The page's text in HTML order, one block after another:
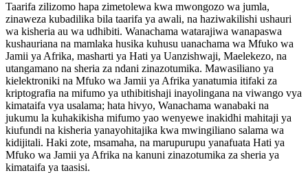
Taarifa zilizomo hapa zimetolewa kwa mwongozo wa jumla,
zinaweza kubadilika bila taarifa ya awali, na haziwakilishi ushauri
wa kisheria au wa udhibiti. Wanachama watarajiwa wanapaswa
kushauriana na mamlaka husika kuhusu uanachama wa Mfuko wa
Jamii ya Afrika, masharti ya Hati ya Uanzishwaji, Maelekezo, na
utangamano na sheria za ndani zinazotumika. Mawasiliano ya
kielektroniki na Mfuko wa Jamii ya Afrika yanatumia itifaki za
kriptografia na mifumo ya uthibitishaji inayolingana na viwango vya
kimataifa vya usalama; hata hivyo, Wanachama wanabaki na
jukumu la kuhakikisha mifumo yao wenyewe inakidhi mahitaji ya
kiufundi na kisheria yanayohitajika kwa mwingiliano salama wa
kidijitali. Haki zote, msamaha, na marupurupu yanafuata Hati ya
Mfuko wa Jamii ya Afrika na kanuni zinazotumika za sheria ya
kimataifa ya taasisi.